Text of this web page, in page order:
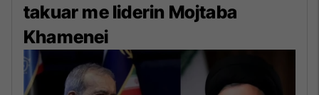
takuar me liderin Mojtaba
Khamenei